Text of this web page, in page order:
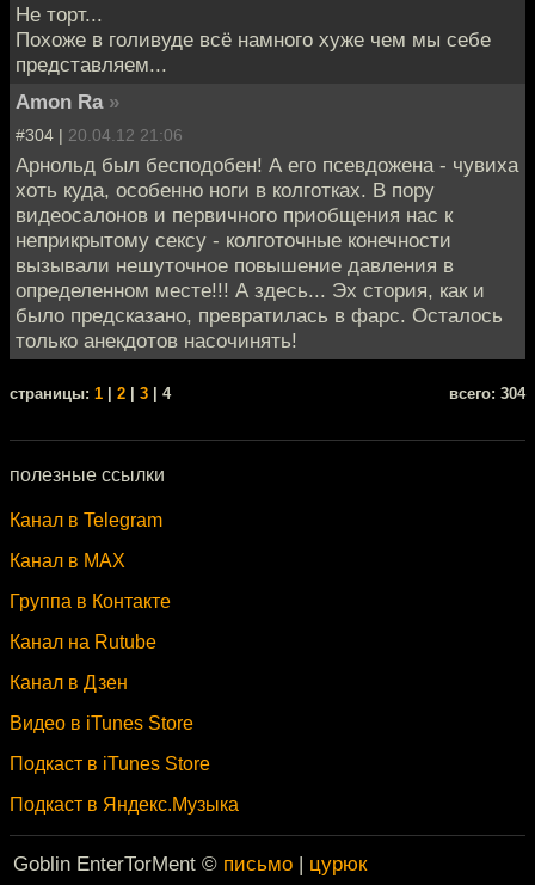
Не торт...
Похоже в голивуде всё намного хуже чем мы себе
представляем...
Amon Ra »
#304 | 20.04.12 21:06
Арнольд был бесподобен! А его псевдожена - чувиха
хоть куда, особенно ноги в колготках. В пору
видеосалонов и первичного приобщения нас к
неприкрытому сексу - колготочные конечности
вызывали нешуточное повышение давления в
определенном месте!!! А здесь... Эх стория, как и
было предсказано, превратилась в фарс. Осталось
только анекдотов насочинять!
cтраницы: 1 | 2 | 3 | 4 всего: 304
полезные ссылки
Канал в Telegram
Канал в MAX
Группа в Контакте
Канал на Rutube
Канал в Дзен
Видео в iTunes Store
Подкаст в iTunes Store
Подкаст в Яндекс.Музыка
Goblin EnterTorMent © письмо | цурюк